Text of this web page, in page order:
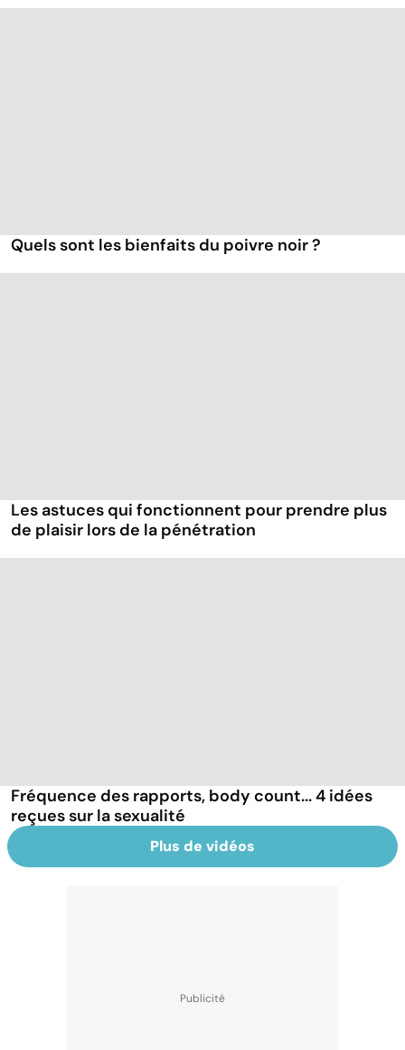
Quels sont les bienfaits du poivre noir ?
Les astuces qui fonctionnent pour prendre plus
de plaisir lors de la pénétration
Fréquence des rapports, body count... 4 idées
reçues sur la sexualité
Plus de vidéos